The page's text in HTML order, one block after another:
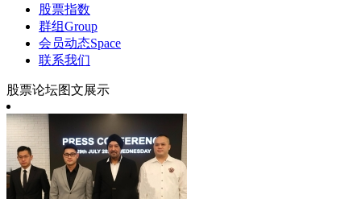
股票指数
群组Group
会员动态Space
联系我们
股票论坛图文展示